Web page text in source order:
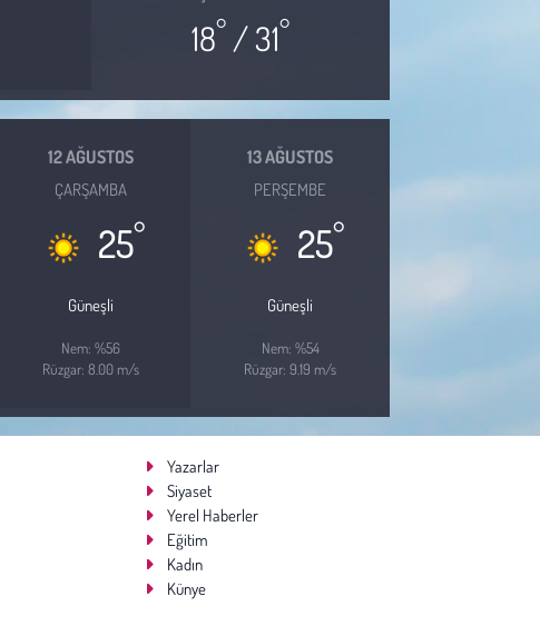
18°/ 31°
12 AĞUSTOS
ÇARŞAMBA
25°
Güneşli
Nem: %56
Rüzgar: 8.00 m/s
13 AĞUSTOS
PERŞEMBE
25°
Güneşli
Nem: %54
Rüzgar: 9.19 m/s
Yazarlar
Siyaset
Yerel Haberler
Eğitim
Kadın
Künye